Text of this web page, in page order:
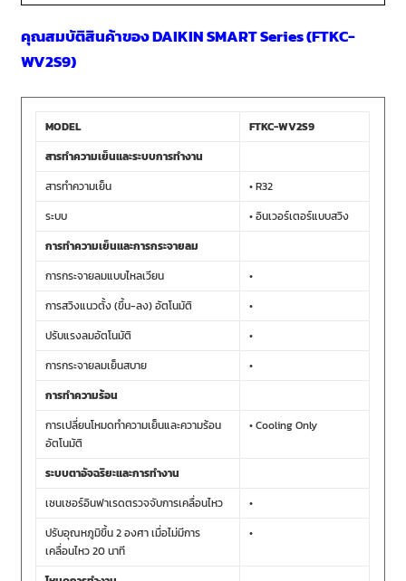
คุณสมบัติสินค้าของ DAIKIN SMART Series (FTKC-
WV2S9)
MODEL
FTKC-WV2S9
สารทำความเย็นและระบบการทำงาน
สารทำความเย็น
• R32
ระบบ
• อินเวอร์เตอร์แบบสวิง
การทำความเย็นและการกระจายลม
การกระจายลมแบบไหลเวียน
•
การสวิงแนวตั้ง (ขึ้น-ลง) อัตโนมัติ
•
ปรับแรงลมอัตโนมัติ
•
การกระจายลมเย็นสบาย
•
การทำความร้อน
การเปลี่ยนโหมดทำความเย็นและความร้อน
อัตโนมัติ
• Cooling Only
ระบบตาอัจฉริยะและการทำงาน
เซนเซอร์อินฟาเรดตรวจจับการเคลื่อนไหว
•
ปรับอุณหภูมิขึ้น 2 องศา เมื่อไม่มีการ
เคลื่อนไหว 20 นาที
•